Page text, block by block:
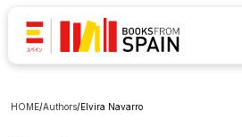
HOME/Authors/Elvira Navarro